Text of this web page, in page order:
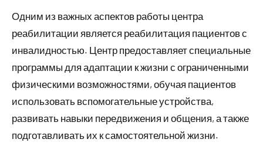
Одним из важных аспектов работы центра
реабилитации является реабилитация пациентов с
инвалидностью. Центр предоставляет специальные
программы для адаптации к жизни с ограниченными
физическими возможностями, обучая пациентов
использовать вспомогательные устройства,
развивать навыки передвижения и общения, а также
подготавливать их к самостоятельной жизни.